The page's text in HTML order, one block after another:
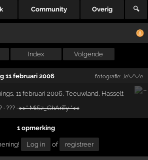
Community Overig 🔍
Index Volgende
11 februari 2006 fotografie: Je\/\/e
· ??? ·>>* MiSz_ChAnTy *<<
1 opmerking
Log in of registreer